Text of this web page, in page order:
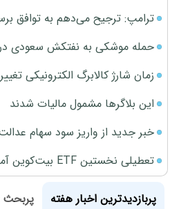
ترامپ: ترجیح می‌دهم به توافق
حمله موشکی به نفتکش سعودی
زمان شارژ کالابرگ الکترونیکی
این بلاگرها مشمول مالیات شدند
خبر جدید از واریز سود سهام
تعطیلی نخستین ETF بیت‌کوین آمریکا
پربازدیدترین اخبار هفته
پربحث